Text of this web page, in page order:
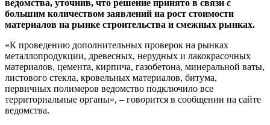
ведомства, уточнив, что решение принято в связи с
большим количеством заявлений на рост стоимости
материалов на рынке строительства и смежных рынках.
«К проведению дополнительных проверок на рынках
металлопродукции, древесных, нерудных и лакокрасочных
материалов, цемента, кирпича, газобетона, минеральной ваты,
листового стекла, кровельных материалов, битума,
первичных полимеров ведомство подключило все
территориальные органы», – говорится в сообщении на сайте
ведомства.